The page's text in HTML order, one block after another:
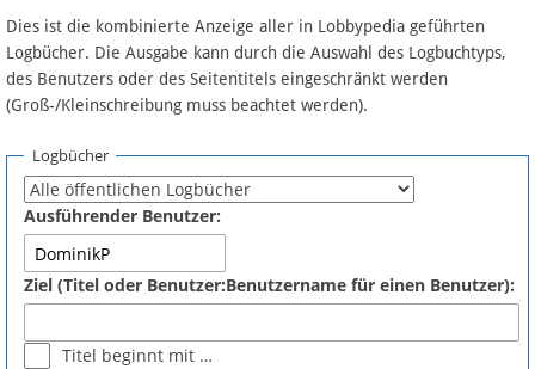
Artikel nach Kategorien
FAQ
Fördermitglied werden
Fehler melden
Dies ist die kombinierte Anzeige aller in Lobbypedia geführten
Logbücher. Die Ausgabe kann durch die Auswahl des Logbuchtyps,
des Benutzers oder des Seitentitels eingeschränkt werden
(Groß-/Kleinschreibung muss beachtet werden).
Logbücher
Ausführender Benutzer:
Ziel (Titel oder Benutzer:Benutzername für einen Benutzer):
Titel beginnt mit …